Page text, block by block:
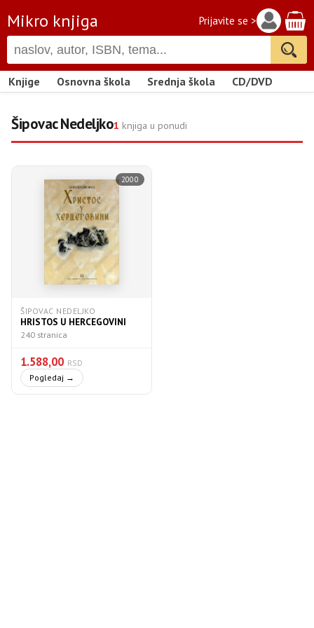
Mikro knjiga Prijavite se >
Knjige Osnovna škola Srednja škola CD/DVD
Šipovac Nedeljko1 knjiga u ponudi
2000
ŠIPOVAC NEDELJKO
HRISTOS U HERCEGOVINI
240 stranica
1.588,00 RSD
Pogledaj →